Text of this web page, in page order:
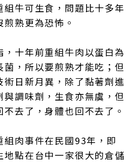
牛可生食，問題比十多年
熟更為恐怖。
十年前重組牛肉以蛋白為
，所以要煎熟才能吃；但
術日新月異，除了黏著劑進
調味劑，生食亦無虞，但
去了，身體也回不去了。
肉事件在民國93年，即
地點在台中一家很大的倉儲